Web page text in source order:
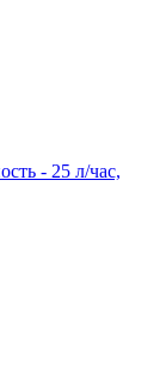
- 25 л/час,